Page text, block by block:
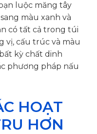
luộc măng tây
màu xanh và
có tất cả trong túi
vị, cấu trúc và màu
kỳ chất dinh
phương pháp nấu
HOẠT
HƠN